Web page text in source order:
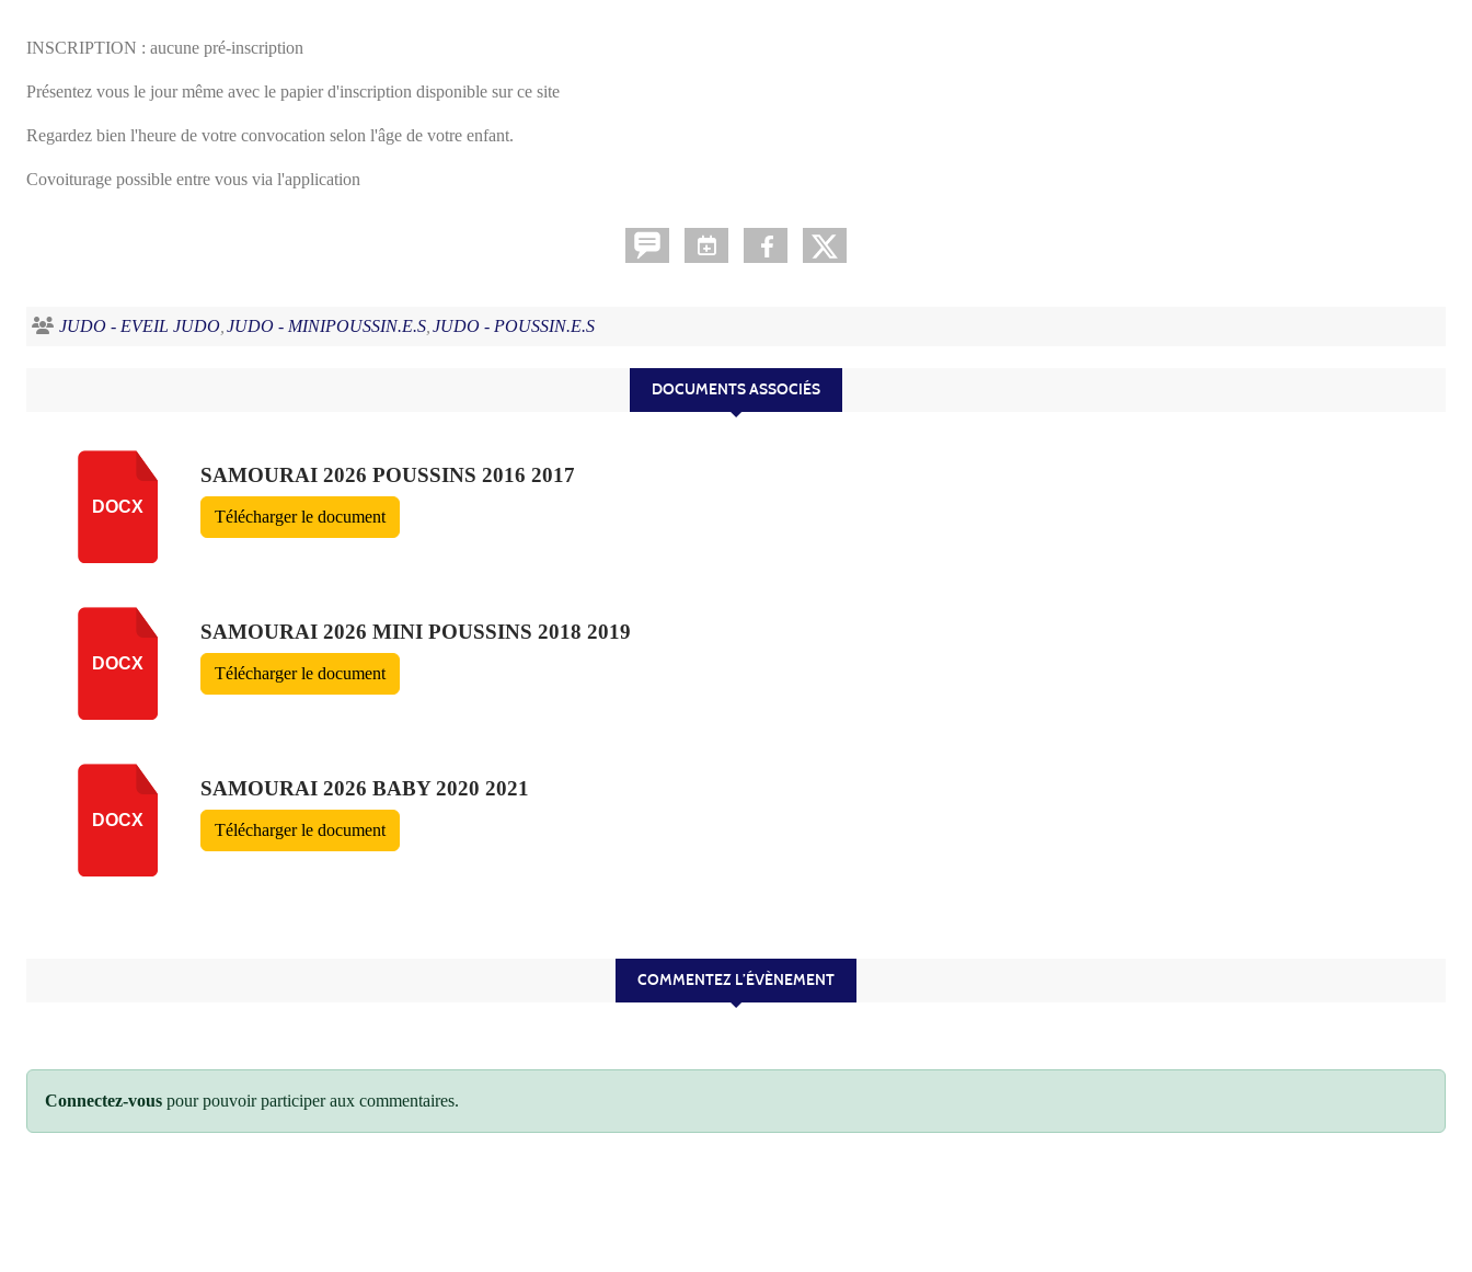
INSCRIPTION : aucune pré-inscription
Présentez vous le jour même avec le papier d'inscription disponible sur ce site
Regardez bien l'heure de votre convocation selon l'âge de votre enfant.
Covoiturage possible entre vous via l'application
JUDO - EVEIL JUDO JUDO - MINIPOUSSIN.E.S JUDO - POUSSIN.E.S
DOCUMENTS ASSOCIÉS
DOCX
SAMOURAI 2026 POUSSINS 2016 2017
Télécharger le document
DOCX
SAMOURAI 2026 MINI POUSSINS 2018 2019
Télécharger le document
DOCX
SAMOURAI 2026 BABY 2020 2021
Télécharger le document
COMMENTEZ L’ÉVÈNEMENT
Connectez-vous pour pouvoir participer aux commentaires.